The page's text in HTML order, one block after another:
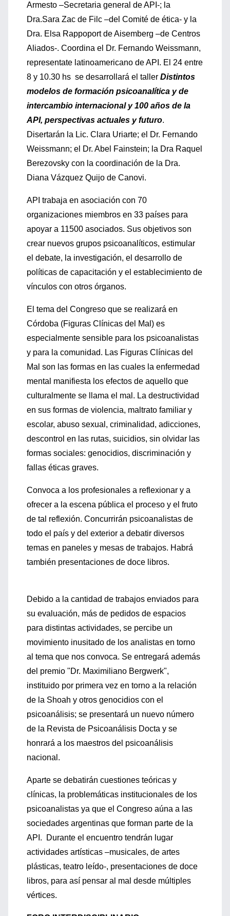
Armesto –Secretaria general de API-; la
Dra.Sara Zac de Filc –del Comité de ética- y la
Dra. Elsa Rappoport de Aisemberg –de Centros
Aliados-. Coordina el Dr. Fernando Weissmann,
representate latinoamericano de API. El 24 entre
8 y 10.30 hs se desarrollará el taller Distintos
modelos de formación psicoanalítica y de
intercambio internacional y 100 años de la
API, perspectivas actuales y futuro.
Disertarán la Lic. Clara Uriarte; el Dr. Fernando
Weissmann; el Dr. Abel Fainstein; la Dra Raquel
Berezovsky con la coordinación de la Dra.
Diana Vázquez Quijo de Canovi.
API trabaja en asociación con 70
organizaciones miembros en 33 países para
apoyar a 11500 asociados. Sus objetivos son
crear nuevos grupos psicoanalíticos, estimular
el debate, la investigación, el desarrollo de
políticas de capacitación y el establecimiento de
vínculos con otros órganos.
El tema del Congreso que se realizará en
Córdoba (Figuras Clínicas del Mal) es
especialmente sensible para los psicoanalistas
y para la comunidad. Las Figuras Clínicas del
Mal son las formas en las cuales la enfermedad
mental manifiesta los efectos de aquello que
culturalmente se llama el mal. La destructividad
en sus formas de violencia, maltrato familiar y
escolar, abuso sexual, criminalidad, adicciones,
descontrol en las rutas, suicidios, sin olvidar las
formas sociales: genocidios, discriminación y
fallas éticas graves.
Convoca a los profesionales a reflexionar y a
ofrecer a la escena pública el proceso y el fruto
de tal reflexión. Concurrirán psicoanalistas de
todo el país y del exterior a debatir diversos
temas en paneles y mesas de trabajos. Habrá
también presentaciones de doce libros.
Debido a la cantidad de trabajos enviados para
su evaluación, más de pedidos de espacios
para distintas actividades, se percibe un
movimiento inusitado de los analistas en torno
al tema que nos convoca. Se entregará además
del premio "Dr. Maximiliano Bergwerk",
instituido por primera vez en torno a la relación
de la Shoah y otros genocidios con el
psicoanálisis; se presentará un nuevo número
de la Revista de Psicoanálisis Docta y se
honrará a los maestros del psicoanálisis
nacional.
Aparte se debatirán cuestiones teóricas y
clínicas, la problemáticas institucionales de los
psicoanalistas ya que el Congreso aúna a las
sociedades argentinas que forman parte de la
API. Durante el encuentro tendrán lugar
actividades artísticas –musicales, de artes
plásticas, teatro leído-, presentaciones de doce
libros, para así pensar al mal desde múltiples
vértices.